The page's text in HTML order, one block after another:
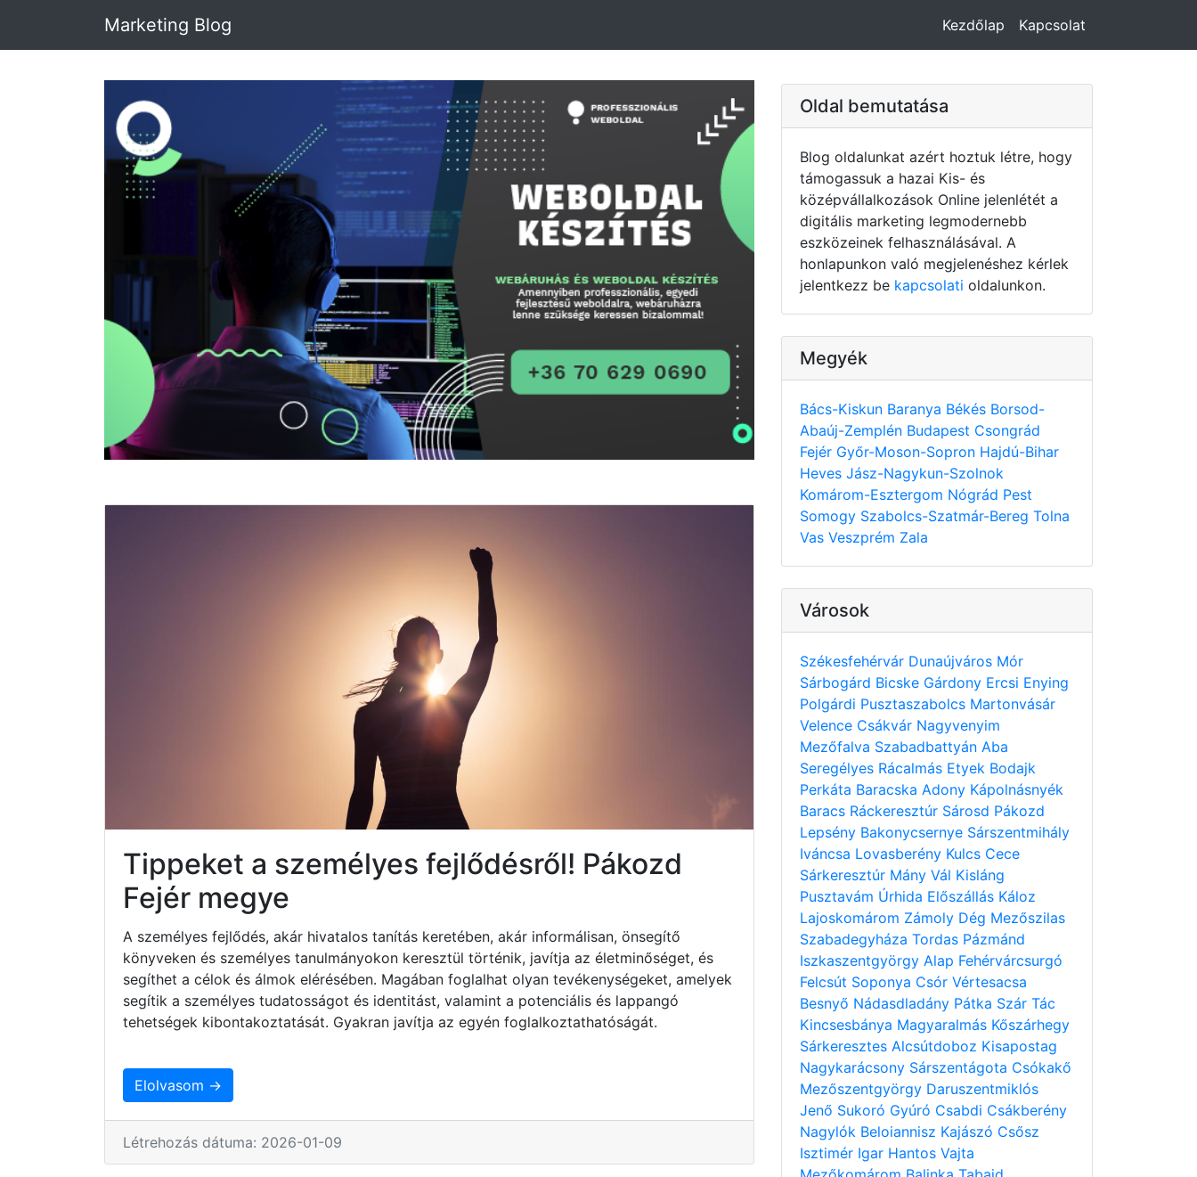
Marketing Blog Kezdőlap Kapcsolat
Tippeket a személyes fejlődésről! Pákozd
Fejér megye
A személyes fejlődés, akár hivatalos tanítás keretében, akár informálisan, önsegítő
könyveken és személyes tanulmányokon keresztül történik, javítja az életminőséget, és
segíthet a célok és álmok elérésében. Magában foglalhat olyan tevékenységeket, amelyek
segítik a személyes tudatosságot és identitást, valamint a potenciális és lappangó
tehetségek kibontakoztatását. Gyakran javítja az egyén foglalkoztathatóságát.
Elolvasom →
Létrehozás dátuma: 2026-01-09
Oldal bemutatása
Blog oldalunkat azért hoztuk létre, hogy
támogassuk a hazai Kis- és
középvállalkozások Online jelenlétét a
digitális marketing legmodernebb
eszközeinek felhasználásával. A
honlapunkon való megjelenéshez kérlek
jelentkezz be kapcsolati oldalunkon.
Megyék
Bács-Kiskun Baranya Békés Borsod-
Abaúj-Zemplén Budapest Csongrád
Fejér Győr-Moson-Sopron Hajdú-Bihar
Heves Jász-Nagykun-Szolnok
Komárom-Esztergom Nógrád Pest
Somogy Szabolcs-Szatmár-Bereg Tolna
Vas Veszprém Zala
Városok
Székesfehérvár Dunaújváros Mór
Sárbogárd Bicske Gárdony Ercsi Enying
Polgárdi Pusztaszabolcs Martonvásár
Velence Csákvár Nagyvenyim
Mezőfalva Szabadbattyán Aba
Seregélyes Rácalmás Etyek Bodajk
Perkáta Baracska Adony Kápolnásnyék
Baracs Ráckeresztúr Sárosd Pákozd
Lepsény Bakonycsernye Sárszentmihály
Iváncsa Lovasberény Kulcs Cece
Sárkeresztúr Mány Vál Kisláng
Pusztavám Úrhida Előszállás Káloz
Lajoskomárom Zámoly Dég Mezőszilas
Szabadegyháza Tordas Pázmánd
Iszkaszentgyörgy Alap Fehérvárcsurgó
Felcsút Soponya Csór Vértesacsa
Besnyő Nádasdladány Pátka Szár Tác
Kincsesbánya Magyaralmás Kőszárhegy
Sárkeresztes Alcsútdoboz Kisapostag
Nagykarácsony Sárszentágota Csókakő
Mezőszentgyörgy Daruszentmiklós
Jenő Sukoró Gyúró Csabdi Csákberény
Nagylók Beloiannisz Kajászó Csősz
Isztimér Igar Hantos Vajta